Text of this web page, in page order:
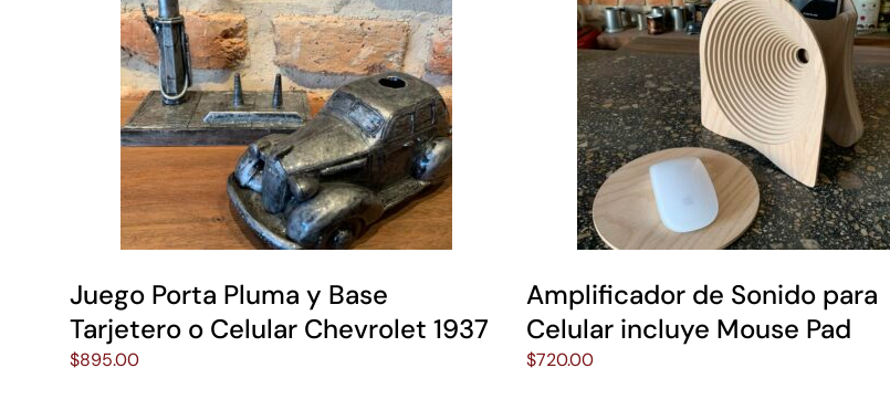
Juego Porta Pluma y Base
Tarjetero o Celular Chevrolet 1937
$895.00
Amplificador de Sonido para
Celular incluye Mouse Pad
$720.00